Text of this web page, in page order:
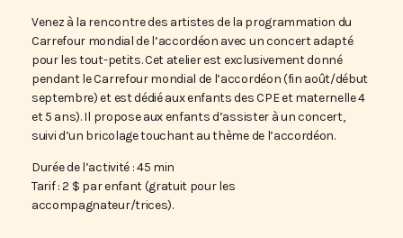
Venez à la rencontre des artistes de la programmation du
Carrefour mondial de l’accordéon avec un concert adapté
pour les tout-petits. Cet atelier est exclusivement donné
pendant le Carrefour mondial de l’accordéon (fin août/début
septembre) et est dédié aux enfants des CPE et maternelle 4
et 5 ans). Il propose aux enfants d’assister à un concert,
suivi d’un bricolage touchant au thème de l’accordéon.
Durée de l’activité : 45 min
Tarif : 2 $ par enfant (gratuit pour les
accompagnateur/trices).